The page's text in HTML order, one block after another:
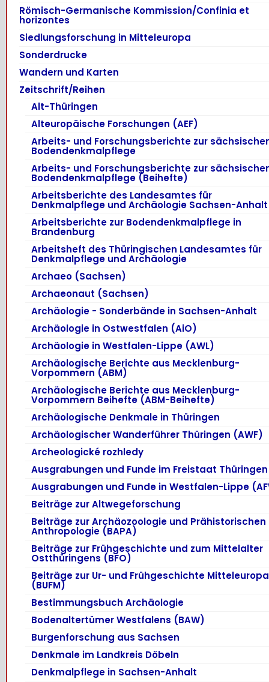
Römisch-Germanische Kommission/Confinia et
horizontes
Siedlungsforschung in Mitteleuropa
Sonderdrucke
Wandern und Karten
Zeitschrift/Reihen
Alt-Thüringen
Alteuropäische Forschungen (AEF)
Arbeits- und Forschungsberichte zur
Bodendenkmalpflege
Arbeits- und Forschungsberichte zur
Bodendenkmalpflege (Beihefte)
Arbeitsberichte des Landesamtes für
Denkmalpflege und Archäologie Sachsen-Anhalt
Arbeitsberichte zur Bodendenkmalpflege in
Brandenburg
Arbeitsheft des Thüringischen Landesamtes für
Denkmalpflege und Archäologie
Archaeo (Sachsen)
Archaeonaut (Sachsen)
Archäologie - Sonderbände in Sachsen-Anhalt
Archäologie in Ostwestfalen (AiO)
Archäologie in Westfalen-Lippe (AWL)
Archäologische Berichte aus Mecklenburg-
Vorpommern (ABM)
Archäologische Berichte aus Mecklenburg-
Vorpommern Beihefte (ABM-Beihefte)
Archäologische Denkmale in Thüringen
Archäologischer Wanderführer Thüringen (AWF)
Archeologické rozhledy
Ausgrabungen und Funde im Freistaat Thüringen
Ausgrabungen und Funde in Westfalen-Lippe
Beiträge zur Altwegeforschung
Beiträge zur Archäozoologie und Prähistorischen
Anthropologie (BAPA)
Beiträge zur Frühgeschichte und zum Mittelalter
Ostthüringens (BFO)
Beiträge zur Ur- und Frühgeschichte
(BUFM)
Bestimmungsbuch Archäologie
Bodenaltertümer Westfalens (BAW)
Burgenforschung aus Sachsen
Denkmale im Landkreis Döbeln
Denkmalpflege in Sachsen-Anhalt